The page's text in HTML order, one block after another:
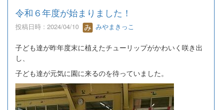
令和６年度が始まりました！
投稿日時 : 2024/04/10 みやまきっこ
子ども達が昨年度末に植えたチューリップがかわいく咲き出
し、
子ども達が元気に園に来るのを待っていました。